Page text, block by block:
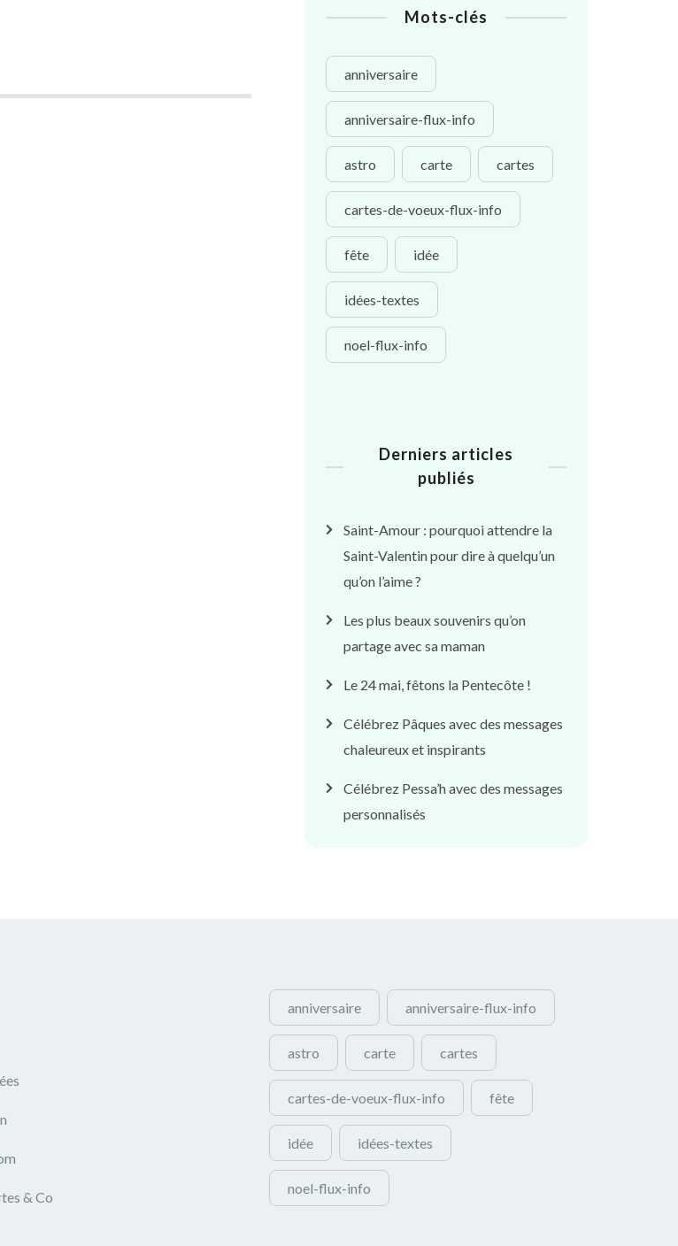
Mots-clés
anniversaire
anniversaire-flux-info
astro carte cartes
cartes-de-voeux-flux-info
fête idée
idées-textes
noel-flux-info
Derniers articles
publiés
Saint-Amour : pourquoi attendre la
Saint-Valentin pour dire à quelqu’un
qu’on l’aime ?
Les plus beaux souvenirs qu’on
partage avec sa maman
Le 24 mai, fêtons la Pentecôte !
Célébrez Pâques avec des messages
chaleureux et inspirants
Célébrez Pessa’h avec des messages
personnalisés
& Co
anniversaire anniversaire-flux-info
astro carte cartes
cartes-de-voeux-flux-info fête
idée idées-textes
noel-flux-info